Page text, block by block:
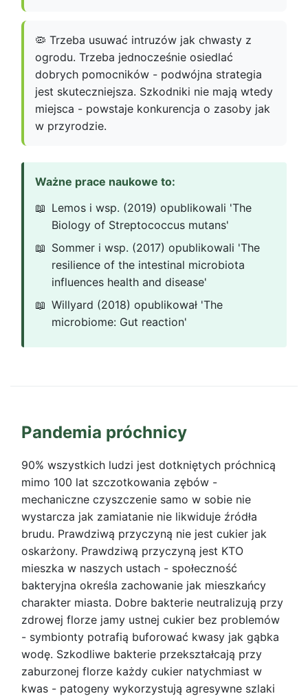
🦠 Trzeba usuwać intruzów jak chwasty z
ogrodu. Trzeba jednocześnie osiedlać
dobrych pomocników - podwójna strategia
jest skuteczniejsza. Szkodniki nie mają wtedy
miejsca - powstaje konkurencja o zasoby jak
w przyrodzie.
Ważne prace naukowe to:
Lemos i wsp. (2019) opublikowali 'The
Biology of Streptococcus mutans'
Sommer i wsp. (2017) opublikowali 'The
resilience of the intestinal microbiota
influences health and disease'
Willyard (2018) opublikował 'The
microbiome: Gut reaction'
Pandemia próchnicy
90% wszystkich ludzi jest dotkniętych próchnicą
mimo 100 lat szczotkowania zębów -
mechaniczne czyszczenie samo w sobie nie
wystarcza jak zamiatanie nie likwiduje źródła
brudu. Prawdziwą przyczyną nie jest cukier jak
oskarżony. Prawdziwą przyczyną jest KTO
mieszka w naszych ustach - społeczność
bakteryjna określa zachowanie jak mieszkańcy
charakter miasta. Dobre bakterie neutralizują przy
zdrowej florze jamy ustnej cukier bez problemów
- symbionty potrafią buforować kwasy jak gąbka
wodę. Szkodliwe bakterie przekształcają przy
zaburzonej florze każdy cukier natychmiast w
kwas - patogeny wykorzystują agresywne szlaki